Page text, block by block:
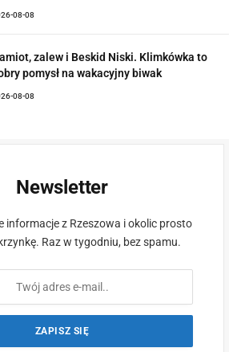
08-08
zalew i Beskid Niski. Klimkówka to
pomysł na wakacyjny biwak
08-08
Newsletter
informacje z Rzeszowa i okolic prosto
Raz w tygodniu, bez spamu.